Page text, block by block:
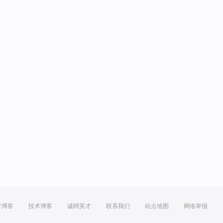
博客 技术博客 诚聘英才 联系我们 站点地图 网络举报